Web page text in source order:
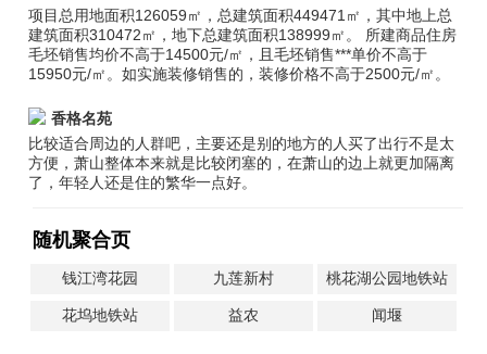
项目总用地面积126059㎡，总建筑面积449471㎡，其中地上总
建筑面积310472㎡，地下总建筑面积138999㎡。 所建商品住房
毛坯销售均价不高于14500元/㎡，且毛坯销售***单价不高于
15950元/㎡。如实施装修销售的，装修价格不高于2500元/㎡。
香格名苑
比较适合周边的人群吧，主要还是别的地方的人买了出行不是太
方便，萧山整体本来就是比较闭塞的，在萧山的边上就更加隔离
了，年轻人还是住的繁华一点好。
随机聚合页
钱江湾花园 九莲新村 桃花湖公园地铁站
花坞地铁站 益农 闻堰